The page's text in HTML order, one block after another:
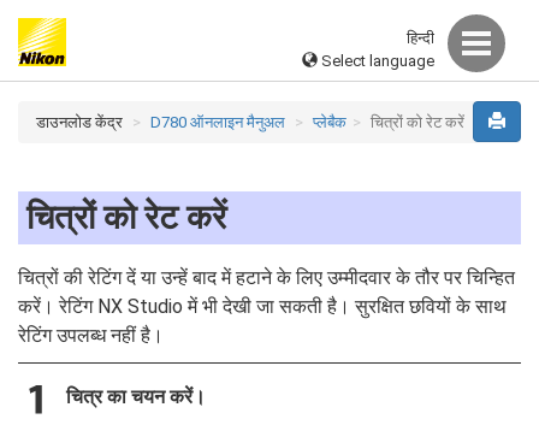
हिन्दी
Select language
डाउनलोड केंद्र D780 ऑनलाइन मैनुअल प्लेबैक चित्रों को रेट करें
चित्रों को रेट करें
चित्रों की रेटिंग दें या उन्हें बाद में हटाने के लिए उम्मीदवार के तौर पर चिन्हित
करें। रेटिंग NX Studio में भी देखी जा सकती है। सुरक्षित छवियों के साथ
रेटिंग उपलब्ध नहीं है।
चित्र का चयन करें।